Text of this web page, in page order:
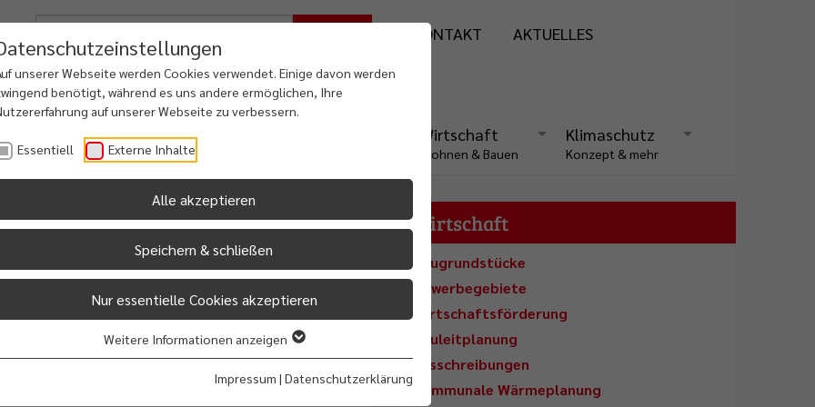
unserer Webseite werden Cookies verwendet. Einige davon werden
benötigt, während es uns andere ermöglichen, Ihre
auf unserer Webseite zu verbessern.
Essentiell Externe Inhalte
Alle akzeptieren
Speichern & schließen
Nur essentielle Cookies akzeptieren
Weitere Informationen anzeigen
Impressum | Datenschutzerklärung
KONTAKT AKTUELLES
& Familie
Freizeit
Kultur & Touristik
Wirtschaft
Wohnen & Bauen
Klimaschutz
Konzept & mehr
für Gewerbe und Handel ausgewiesen und
und bietet Anschluss an das überregionale
Standort mit vielen mittelständischen Betrieben mit
Wirtschaft
Baugrundstücke
Gewerbegebiete
Wirtschaftsförderung
Bauleitplanung
Ausschreibungen
Kommunale Wärmeplanung